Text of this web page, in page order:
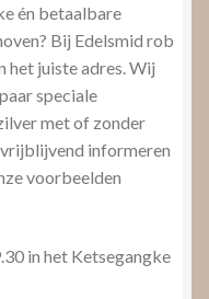
én betaalbare
Bij Edelsmid rob
het juiste adres. Wij
speciale
met of zonder
informeren
voorbeelden
in het Ketsegangke